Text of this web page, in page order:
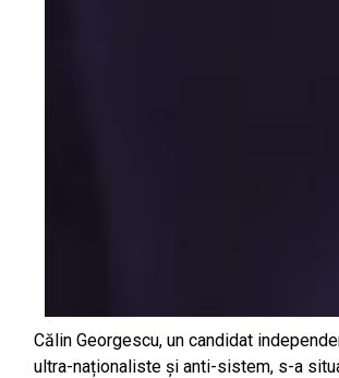
Călin Georgescu, un candidat
ultra-naționaliste și anti-sistem, s-a